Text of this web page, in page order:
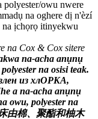
polyester/owu nwere
na oghere dị n'èzí
na ịchọrọ itinyekwu
na Cox & Cox sitere
na-acha anụnụ
na osisi teak.
из хлOPKA,
a na-acha anụnụ
owu, polyester na
由棉、聚酯和柚木